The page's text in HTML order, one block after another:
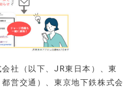
社（以下、JR東日本）、東
営交通）、東京地下鉄株式会